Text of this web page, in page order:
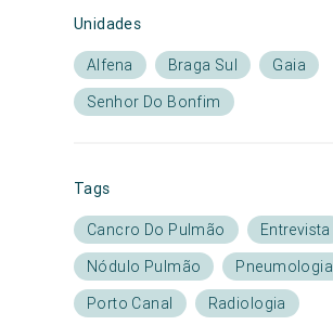
Unidades
Alfena Braga Sul
Gaia
Senhor Do Bonfim
Tags
Cancro Do Pulmão
Entrevista
Nódulo Pulmão
Pneumologia
Porto Canal
Radiologia